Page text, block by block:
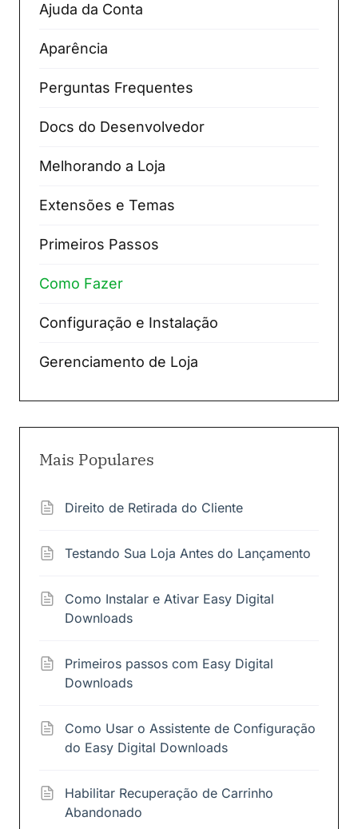
Ajuda da Conta
Aparência
Perguntas Frequentes
Docs do Desenvolvedor
Melhorando a Loja
Extensões e Temas
Primeiros Passos
Como Fazer
Configuração e Instalação
Gerenciamento de Loja
Mais Populares
Direito de Retirada do Cliente
Testando Sua Loja Antes do Lançamento
Como Instalar e Ativar Easy Digital
Downloads
Primeiros passos com Easy Digital
Downloads
Como Usar o Assistente de Configuração
do Easy Digital Downloads
Habilitar Recuperação de Carrinho
Abandonado